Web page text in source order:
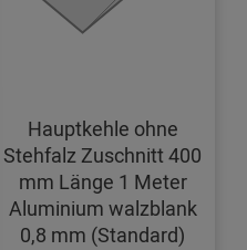
Hauptkehle ohne
Stehfalz Zuschnitt 400
mm Länge 1 Meter
Aluminium walzblank
0,8 mm (Standard)